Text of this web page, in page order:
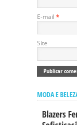
E-mail *
Site
MODA E
Blazers